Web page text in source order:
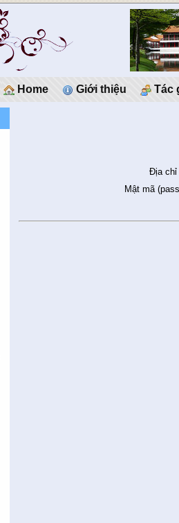
Home Giới thiệu Tác
Địa chỉ
Mật mã